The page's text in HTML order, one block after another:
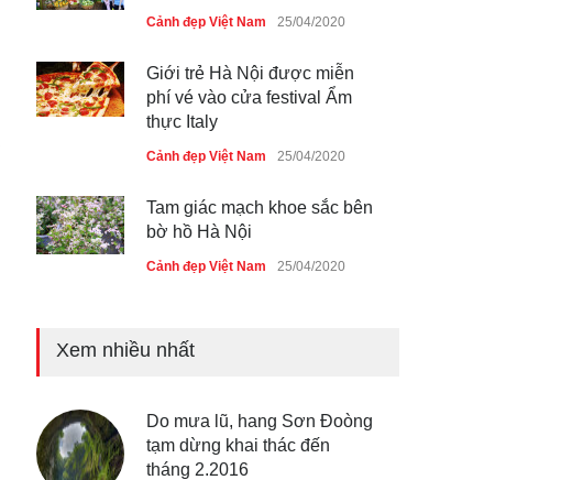
Cảnh đẹp Việt Nam 25/04/2020
Giới trẻ Hà Nội được miễn
phí vé vào cửa festival Ẩm
thực Italy
Cảnh đẹp Việt Nam 25/04/2020
Tam giác mạch khoe sắc bên
bờ hồ Hà Nội
Cảnh đẹp Việt Nam 25/04/2020
du lịch quốc gia
Những món ăn đồng quê dân
dã ở Sài Gòn
Xem nhiều nhất
Do mưa lũ, hang Sơn Đoòng
tạm dừng khai thác đến
tháng 2.2016